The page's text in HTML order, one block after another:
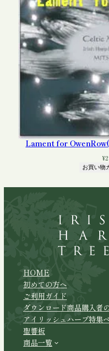
Lament for OwenRow(
¥
お買い物
HOME
初めての方へ
ご利用ガイド
ダウンロード商品購入者
アイリッシュハープ特集
聖響板
商品一覧